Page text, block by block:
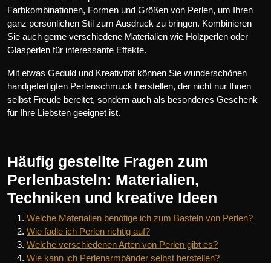
Farbkombinationen, Formen und Größen von Perlen, um Ihren
ganz persönlichen Stil zum Ausdruck zu bringen. Kombinieren
Sie auch gerne verschiedene Materialien wie Holzperlen oder
Glasperlen für interessante Effekte.
Mit etwas Geduld und Kreativität können Sie wunderschönen
handgefertigten Perlenschmuck herstellen, der nicht nur Ihnen
selbst Freude bereitet, sondern auch als besonderes Geschenk
für Ihre Liebsten geeignet ist.
Häufig gestellte Fragen zum
Perlenbasteln: Materialien,
Techniken und kreative Ideen
Welche Materialien benötige ich zum Basteln von Perlen?
Wie fädle ich Perlen richtig auf?
Welche verschiedenen Arten von Perlen gibt es?
Wie kann ich Perlenarmbänder selbst herstellen?